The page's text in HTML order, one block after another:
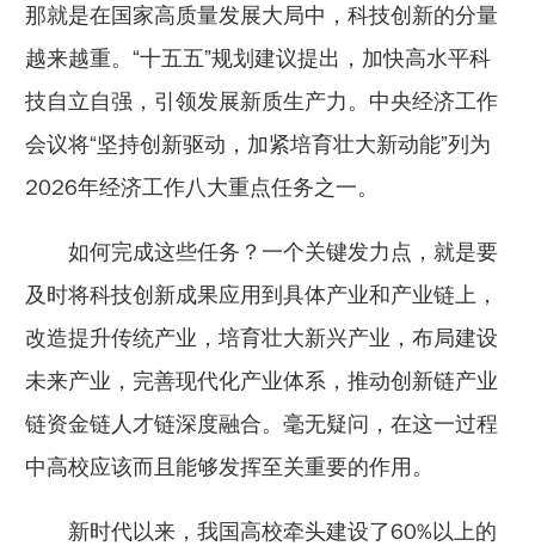
那就是在国家高质量发展大局中，科技创新的分量
越来越重。“十五五”规划建议提出，加快高水平科
技自立自强，引领发展新质生产力。中央经济工作
会议将“坚持创新驱动，加紧培育壮大新动能”列为
2026年经济工作八大重点任务之一。
如何完成这些任务？一个关键发力点，就是要
及时将科技创新成果应用到具体产业和产业链上，
改造提升传统产业，培育壮大新兴产业，布局建设
未来产业，完善现代化产业体系，推动创新链产业
链资金链人才链深度融合。毫无疑问，在这一过程
中高校应该而且能够发挥至关重要的作用。
新时代以来，我国高校牵头建设了60%以上的